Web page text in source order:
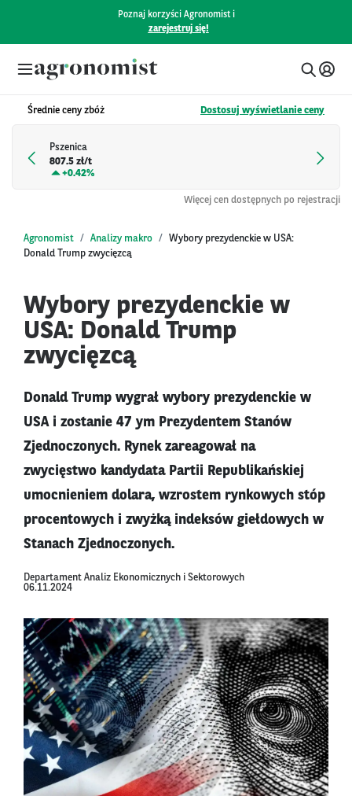
Poznaj korzyści Agronomist i
zarejestruj się!
Średnie ceny zbóż Dostosuj wyświetlanie ceny
Pszenica
807.5 zł/t
+0.42%
Więcej cen dostępnych po rejestracji
Agronomist Analizy makro
Wybory prezydenckie w USA:
Donald Trump zwycięzcą
Wybory prezydenckie w
USA: Donald Trump
zwycięzcą
Donald Trump wygrał wybory prezydenckie w
USA i zostanie 47 ym Prezydentem Stanów
Zjednoczonych. Rynek zareagował na
zwycięstwo kandydata Partii Republikańskiej
umocnieniem dolara, wzrostem rynkowych stóp
procentowych i zwyżką indeksów giełdowych w
Stanach Zjednoczonych.
Departament Analiz Ekonomicznych i Sektorowych
06.11.2024